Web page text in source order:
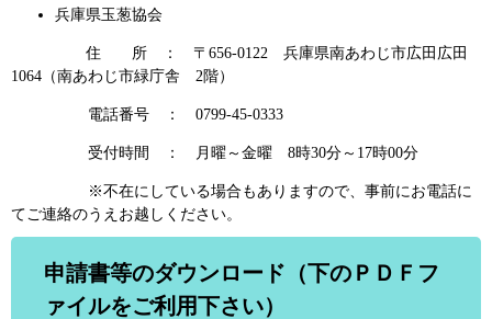
兵庫県玉葱協会
住 所 ： 〒656-0122 兵庫県南あわじ市広田広田
1064（南あわじ市緑庁舎 2階）
電話番号 ： 0799-45-0333
受付時間 ： 月曜～金曜 8時30分～17時00分
※不在にしている場合もありますので、事前にお電話に
てご連絡のうえお越しください。
申請書等のダウンロード（下のＰＤＦフ
ァイルをご利用下さい）